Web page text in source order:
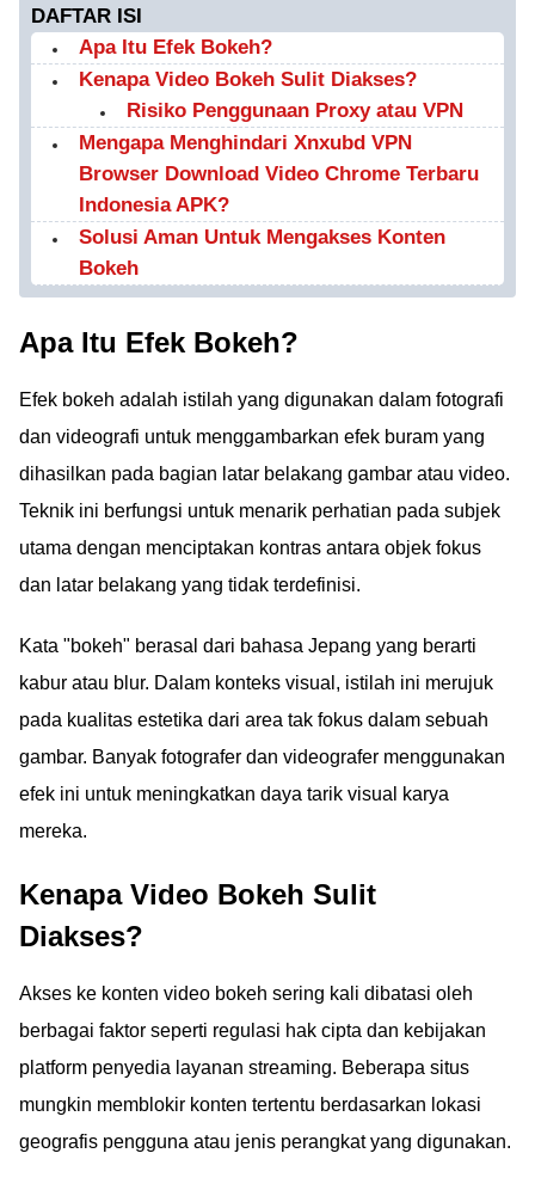
DAFTAR ISI
Apa Itu Efek Bokeh?
Kenapa Video Bokeh Sulit Diakses?
Risiko Penggunaan Proxy atau VPN
Mengapa Menghindari Xnxubd VPN
Browser Download Video Chrome Terbaru
Indonesia APK?
Solusi Aman Untuk Mengakses Konten
Bokeh
Apa Itu Efek Bokeh?
Efek bokeh adalah istilah yang digunakan dalam fotografi
dan videografi untuk menggambarkan efek buram yang
dihasilkan pada bagian latar belakang gambar atau video.
Teknik ini berfungsi untuk menarik perhatian pada subjek
utama dengan menciptakan kontras antara objek fokus
dan latar belakang yang tidak terdefinisi.
Kata "bokeh" berasal dari bahasa Jepang yang berarti
kabur atau blur. Dalam konteks visual, istilah ini merujuk
pada kualitas estetika dari area tak fokus dalam sebuah
gambar. Banyak fotografer dan videografer menggunakan
efek ini untuk meningkatkan daya tarik visual karya
mereka.
Kenapa Video Bokeh Sulit
Diakses?
Akses ke konten video bokeh sering kali dibatasi oleh
berbagai faktor seperti regulasi hak cipta dan kebijakan
platform penyedia layanan streaming. Beberapa situs
mungkin memblokir konten tertentu berdasarkan lokasi
geografis pengguna atau jenis perangkat yang digunakan.